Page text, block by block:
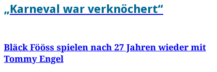
„Karneval war verknöchert“
Bläck Fööss spielen nach 27 Jahren wieder mit
Tommy Engel